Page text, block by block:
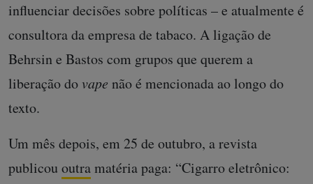
influenciar decisões sobre políticas – e atualmente é
consultora da empresa de tabaco. A ligação de
Behrsin e Bastos com grupos que querem a
liberação do vape não é mencionada ao longo do
texto.
Um mês depois, em 25 de outubro, a revista
publicou outramatéria paga: “Cigarro eletrônico: